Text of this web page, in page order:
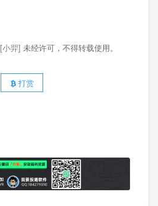
[小羿] 未经许可，不得转载使用。
打赏